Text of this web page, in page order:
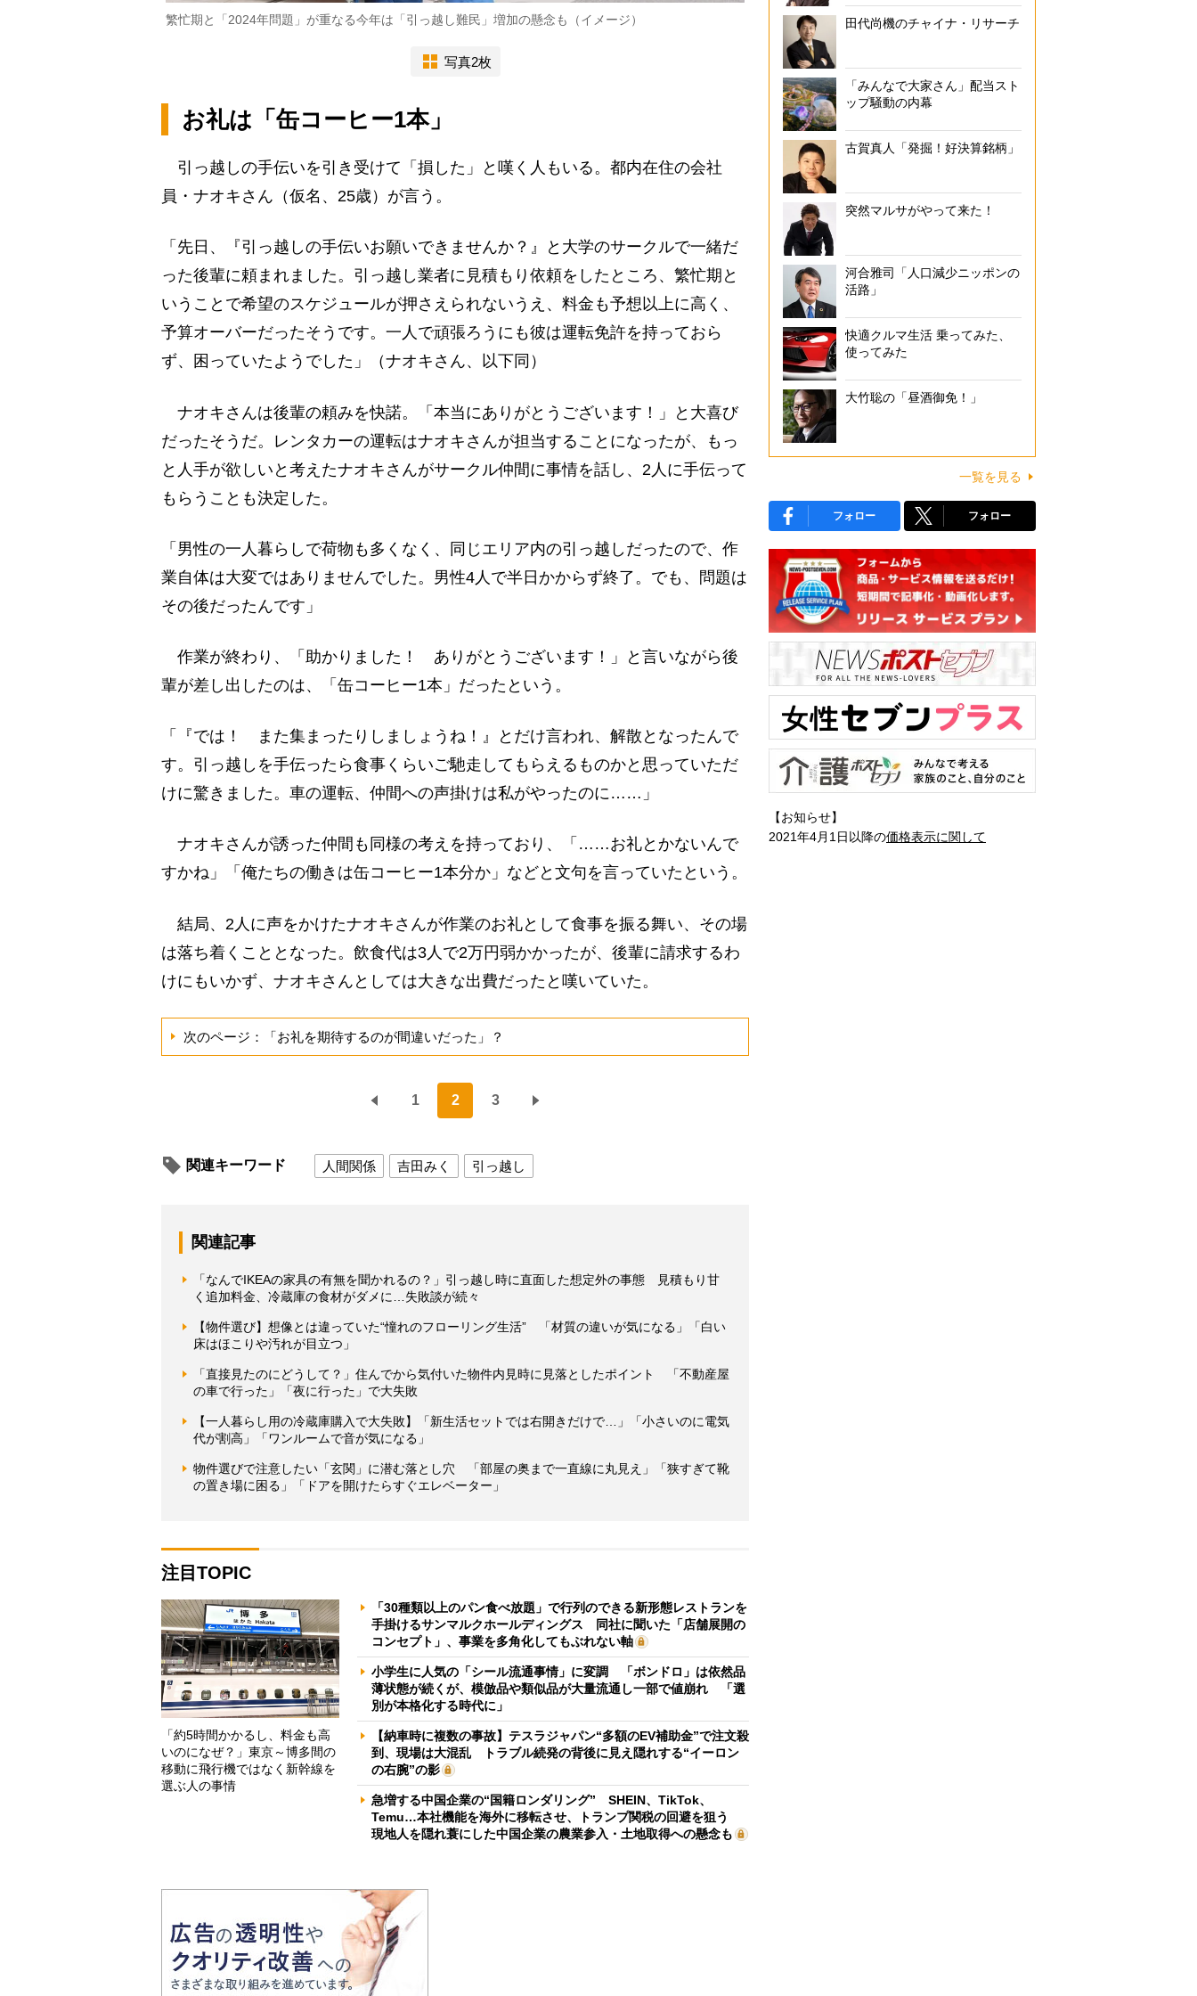
繁忙期と「2024年問題」が重なる今年は「引っ越し難民」増加の懸念も（イメージ）
写真2枚
お礼は「缶コーヒー1本」
引っ越しの手伝いを引き受けて「損した」と嘆く人もいる。都内在住の会社
員・ナオキさん（仮名、25歳）が言う。
「先日、『引っ越しの手伝いお願いできませんか？』と大学のサークルで一緒だ
った後輩に頼まれました。引っ越し業者に見積もり依頼をしたところ、繁忙期と
いうことで希望のスケジュールが押さえられないうえ、料金も予想以上に高く、
予算オーバーだったそうです。一人で頑張ろうにも彼は運転免許を持っておら
ず、困っていたようでした」（ナオキさん、以下同）
ナオキさんは後輩の頼みを快諾。「本当にありがとうございます！」と大喜び
だったそうだ。レンタカーの運転はナオキさんが担当することになったが、もっ
と人手が欲しいと考えたナオキさんがサークル仲間に事情を話し、2人に手伝って
もらうことも決定した。
「男性の一人暮らしで荷物も多くなく、同じエリア内の引っ越しだったので、作
業自体は大変ではありませんでした。男性4人で半日かからず終了。でも、問題は
その後だったんです」
作業が終わり、「助かりました！ ありがとうございます！」と言いながら後
輩が差し出したのは、「缶コーヒー1本」だったという。
「『では！ また集まったりしましょうね！』とだけ言われ、解散となったんで
す。引っ越しを手伝ったら食事くらいご馳走してもらえるものかと思っていただ
けに驚きました。車の運転、仲間への声掛けは私がやったのに……」
ナオキさんが誘った仲間も同様の考えを持っており、「……お礼とかないんで
すかね」「俺たちの働きは缶コーヒー1本分か」などと文句を言っていたという。
結局、2人に声をかけたナオキさんが作業のお礼として食事を振る舞い、その場
は落ち着くこととなった。飲食代は3人で2万円弱かかったが、後輩に請求するわ
けにもいかず、ナオキさんとしては大きな出費だったと嘆いていた。
次のページ：「お礼を期待するのが間違いだった」？
1 2 3
関連キーワード 人間関係 吉田みく 引っ越し
関連記事
「なんでIKEAの家具の有無を聞かれるの？」引っ越し時に直面した想定外の事態 見積もり甘
く追加料金、冷蔵庫の食材がダメに…失敗談が続々
【物件選び】想像とは違っていた“憧れのフローリング生活” 「材質の違いが気になる」「白い
床はほこりや汚れが目立つ」
「直接見たのにどうして？」住んでから気付いた物件内見時に見落としたポイント 「不動産屋
の車で行った」「夜に行った」で大失敗
【一人暮らし用の冷蔵庫購入で大失敗】「新生活セットでは右開きだけで…」「小さいのに電気
代が割高」「ワンルームで音が気になる」
物件選びで注意したい「玄関」に潜む落とし穴 「部屋の奥まで一直線に丸見え」「狭すぎて靴
の置き場に困る」「ドアを開けたらすぐエレベーター」
注目TOPIC
「約5時間かかるし、料金も高
いのになぜ？」東京～博多間の
移動に飛行機ではなく新幹線を
選ぶ人の事情
「30種類以上のパン食べ放題」で行列のできる新形態レストランを
手掛けるサンマルクホールディングス 同社に聞いた「店舗展開の
コンセプト」、事業を多角化してもぶれない軸
小学生に人気の「シール流通事情」に変調 「ボンドロ」は依然品
薄状態が続くが、模倣品や類似品が大量流通し一部で値崩れ 「選
別が本格化する時代に」
【納車時に複数の事故】テスラジャパン“多額のEV補助金”で注文殺
到、現場は大混乱 トラブル続発の背後に見え隠れする“イーロン
の右腕”の影
急増する中国企業の“国籍ロンダリング” SHEIN、TikTok、
Temu…本社機能を海外に移転させ、トランプ関税の回避を狙う
現地人を隠れ蓑にした中国企業の農業参入・土地取得への懸念も
田代尚機のチャイナ・リサーチ
「みんなで大家さん」配当スト
ップ騒動の内幕
古賀真人「発掘！好決算銘柄」
突然マルサがやって来た！
河合雅司「人口減少ニッポンの
活路」
快適クルマ生活 乗ってみた、
使ってみた
大竹聡の「昼酒御免！」
一覧を見る
フォロー フォロー
【お知らせ】
2021年4月1日以降の価格表示に関して